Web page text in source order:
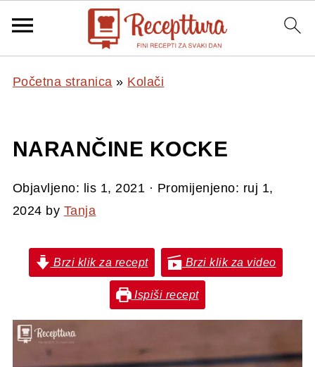
Početna stranica » Kolači
NARANČINE KOCKE
Objavljeno: lis 1, 2021 · Promijenjeno: ruj 1,
2024 by Tanja
Brzi klik za recept Brzi klik za video
Ispiši recept